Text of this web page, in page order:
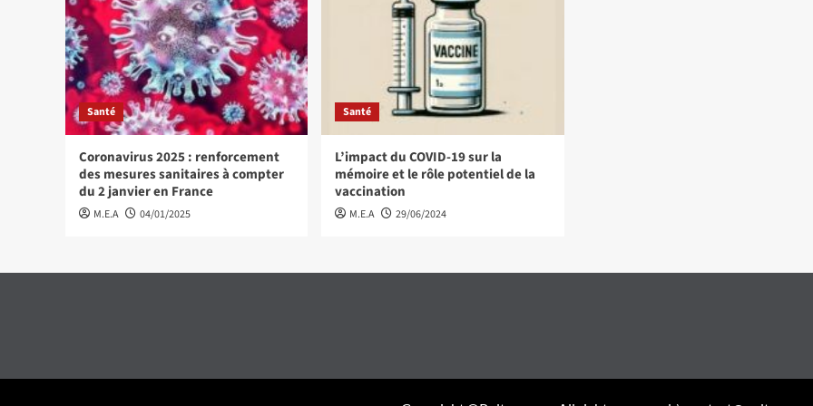
Santé
Coronavirus 2025 : renforcement
des mesures sanitaires à compter
du 2 janvier en France
M.E.A 04/01/2025
Santé
L’impact du COVID-19 sur la
mémoire et le rôle potentiel de la
vaccination
M.E.A 29/06/2024